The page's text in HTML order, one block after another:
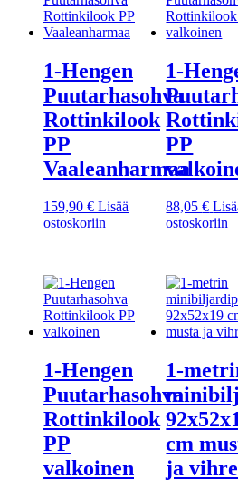
1-Hengen
Puutarhasohva
Rottinkilook
PP
Vaaleanharmaa
159,90 € Lisää
ostoskoriin
1-
PP
88,05€
ostoskoriin
1-Hengen
Puutarhasohva
Rottinkilook
PP
valkoinen
1-
cm
ja